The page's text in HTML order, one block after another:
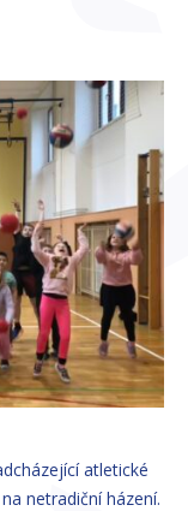
atletické
netradiční házení.